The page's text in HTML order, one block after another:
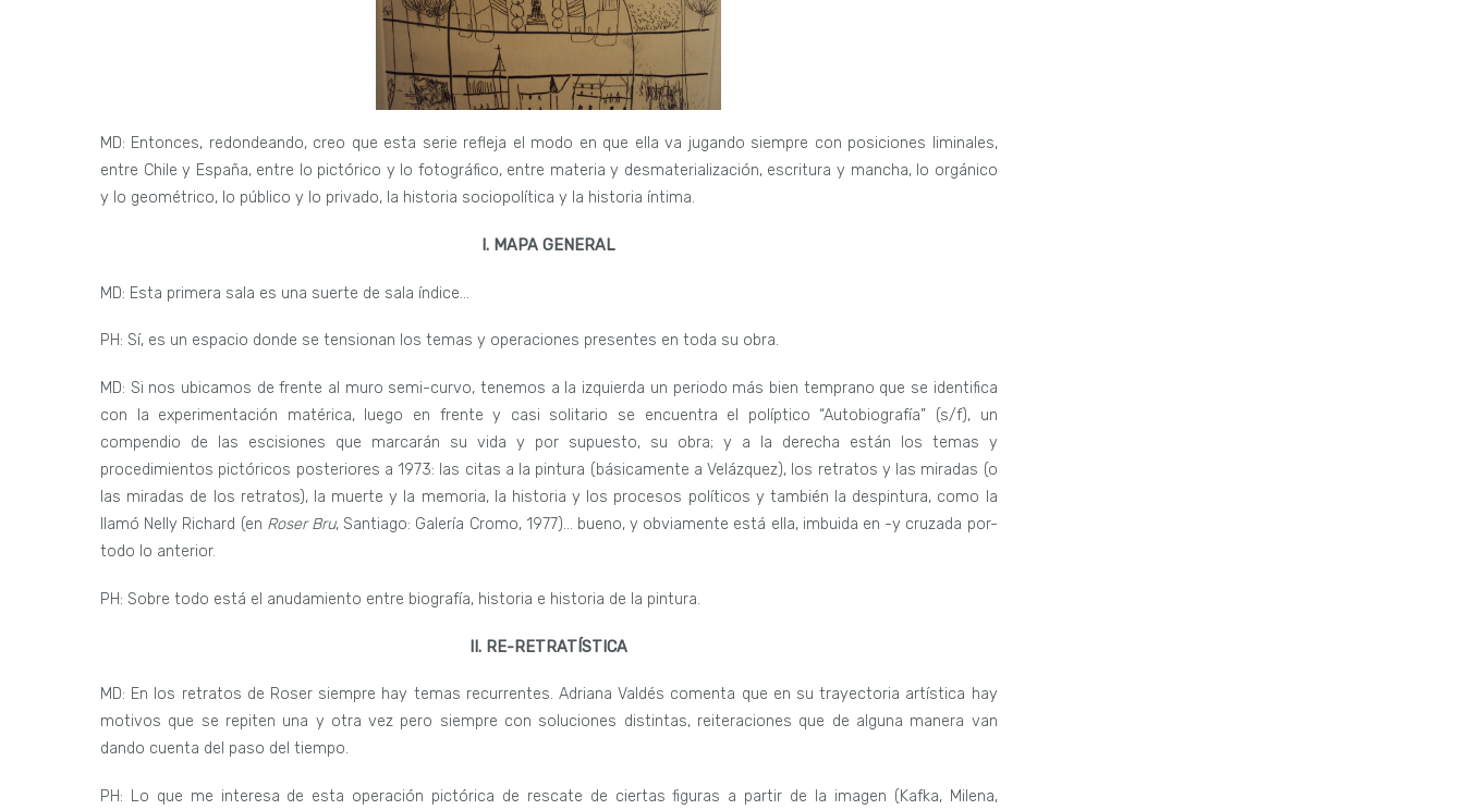
MD: Entonces, redondeando, creo que esta serie refleja el modo en que ella va jugando siempre con posiciones liminales,
entre Chile y España, entre lo pictórico y lo fotográfico, entre materia y desmaterialización, escritura y mancha, lo orgánico
y lo geométrico, lo público y lo privado, la historia sociopolítica y la historia íntima.
I. MAPA GENERAL
MD: Esta primera sala es una suerte de sala índice…
PH: Sí, es un espacio donde se tensionan los temas y operaciones presentes en toda su obra.
MD: Si nos ubicamos de frente al muro semi-curvo, tenemos a la izquierda un periodo más bien temprano que se identifica
con la experimentación matérica, luego en frente y casi solitario se encuentra el políptico “Autobiografía” (s/f), un
compendio de las escisiones que marcarán su vida y por supuesto, su obra; y a la derecha están los temas y
procedimientos pictóricos posteriores a 1973: las citas a la pintura (básicamente a Velázquez), los retratos y las miradas (o
las miradas de los retratos), la muerte y la memoria, la historia y los procesos políticos y también la despintura, como la
llamó Nelly Richard (en Roser Bru, Santiago: Galería Cromo, 1977)… bueno, y obviamente está ella, imbuida en -y cruzada por-
todo lo anterior.
PH: Sobre todo está el anudamiento entre biografía, historia e historia de la pintura.
II. RE-RETRATÍSTICA
MD: En los retratos de Roser siempre hay temas recurrentes. Adriana Valdés comenta que en su trayectoria artística hay
motivos que se repiten una y otra vez pero siempre con soluciones distintas, reiteraciones que de alguna manera van
dando cuenta del paso del tiempo.
PH: Lo que me interesa de esta operación pictórica de rescate de ciertas figuras a partir de la imagen (Kafka, Milena,